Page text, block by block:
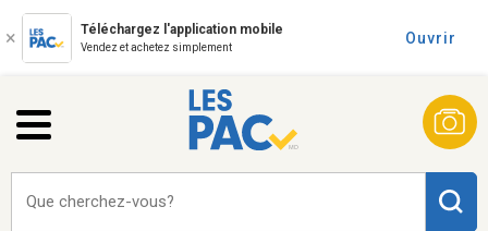
Téléchargez l'application mobile
Vendez et achetez simplement
Ouvrir
Que cherchez-vous?